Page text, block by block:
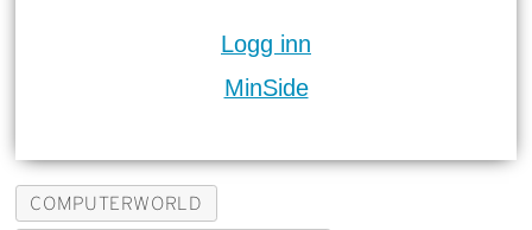
Logg inn
MinSide
COMPUTERWORLD